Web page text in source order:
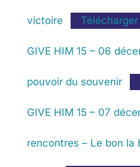
victoire Télécharger
GIVE HIM 15 – 06
pouvoir du souvenir
GIVE HIM 15 – 07
rencontres – Le bon la